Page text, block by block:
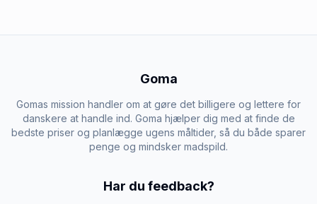
Goma
Gomas mission handler om at gøre det billigere og lettere for
danskere at handle ind. Goma hjælper dig med at finde de
bedste priser og planlægge ugens måltider, så du både sparer
penge og mindsker madspild.
Har du feedback?